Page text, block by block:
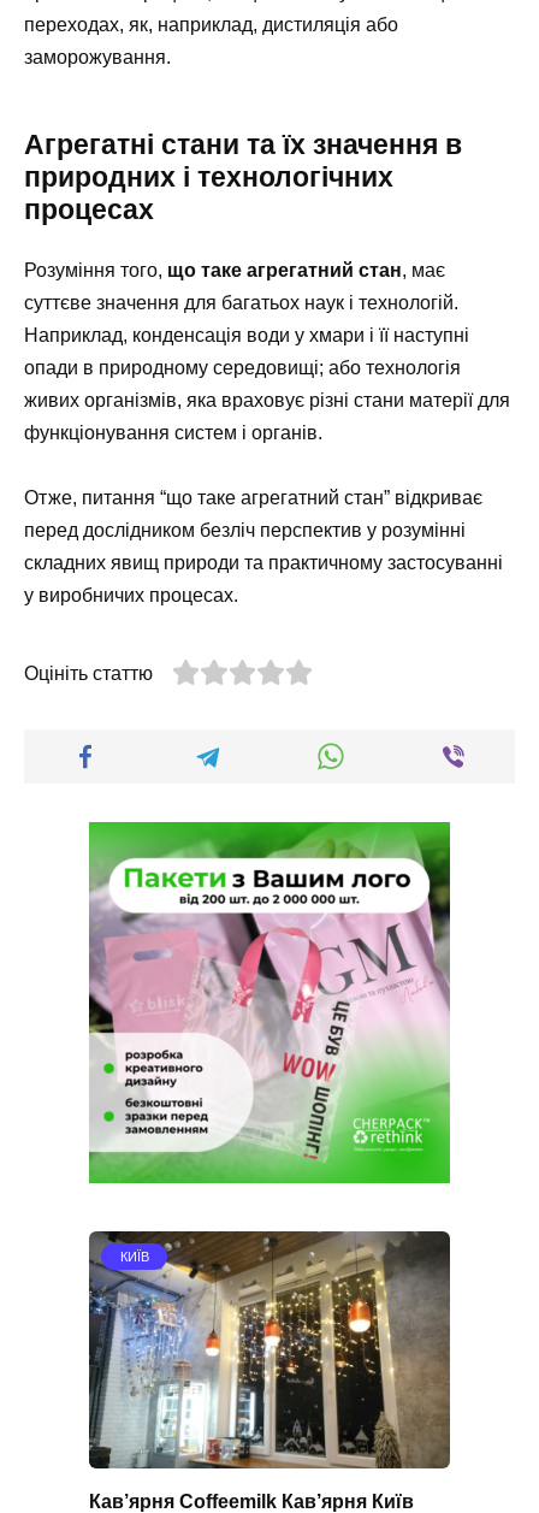
переходах, як, наприклад, дистиляція або
заморожування.
Агрегатні стани та їх значення в
природних і технологічних
процесах
Розуміння того, що таке агрегатний стан, має
суттєве значення для багатьох наук і технологій.
Наприклад, конденсація води у хмари і її наступні
опади в природному середовищі; або технологія
живих організмів, яка враховує різні стани матерії для
функціонування систем і органів.
Отже, питання “що таке агрегатний стан” відкриває
перед дослідником безліч перспектив у розумінні
складних явищ природи та практичному застосуванні
у виробничих процесах.
Оцініть статтю
КИЇВ
Кав’ярня Coffeemilk Кав’ярня Київ